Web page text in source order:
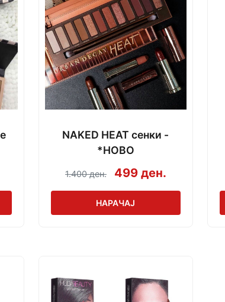
NAKED HEAT сенки -
*НОВО
1.400 ден. 499 ден.
НАРАЧАЈ